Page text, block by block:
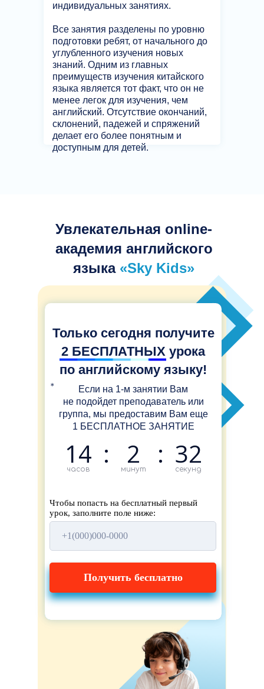
индивидуальных занятиях.
Все занятия разделены по уровню
подготовки ребят, от начального до
углубленного изучения новых
знаний. Одним из главных
преимуществ изучения китайского
языка является тот факт, что он не
менее легок для изучения, чем
английский. Отсутствие окончаний,
склонений, падежей и спряжений
делает его более понятным и
доступным для детей.
Чтобы попасть на бесплатный первый
урок, заполните поле ниже:
Получить бесплатно
Только сегодня получите
2 БЕСПЛАТНЫХ урока
по английскому языку!
Если на 1-м занятии Вам
не подойдет преподаватель или
группа, мы предоставим Вам еще
1 БЕСПЛАТНОЕ ЗАНЯТИЕ
14
часов : 2
минут : 31
секунд
Увлекательная online-
академия английского
языка «Sky Kids»